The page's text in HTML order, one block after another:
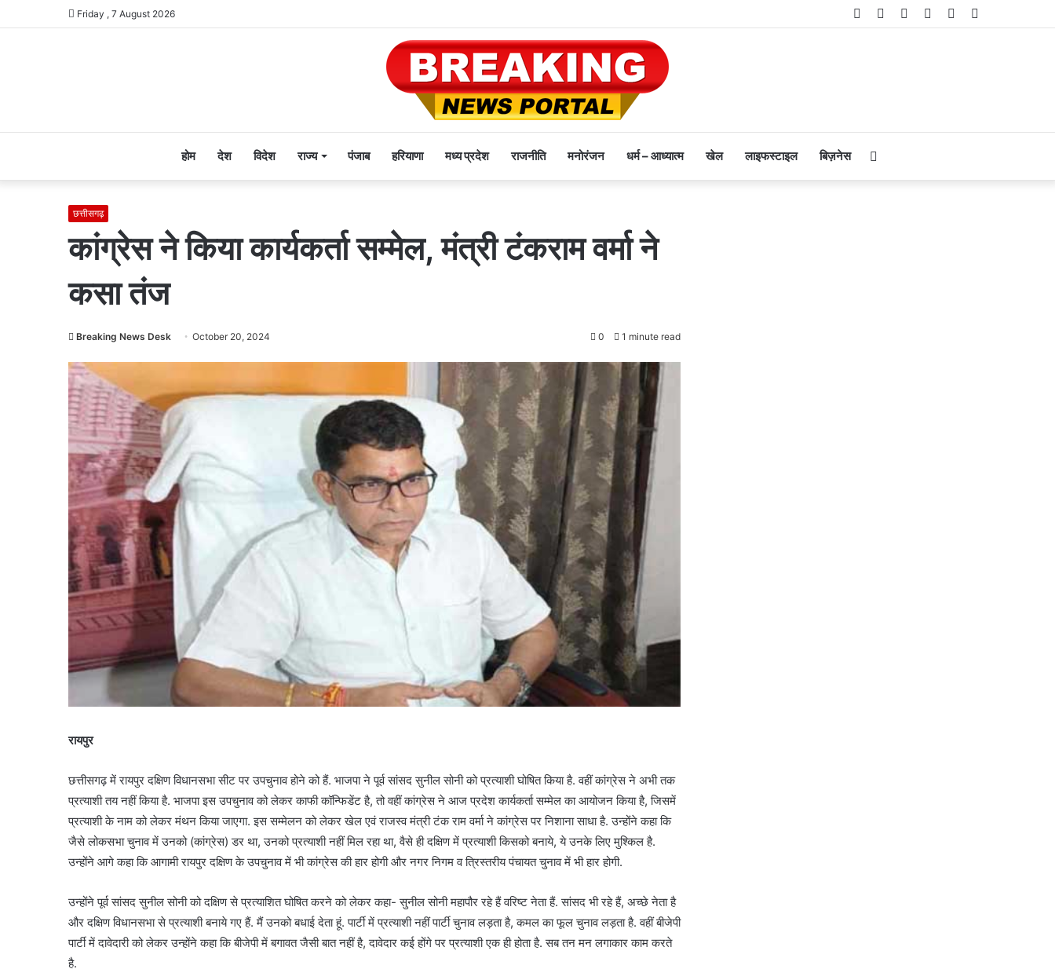
Friday , 7 August 2026 Telegram
Instagram
YouTube
Twitter
Facebook
होम देश विदेश राज्य पंजाब हरियाणा मध्य प्रदेश राजनीति मनोरंजन धर्म – आध्यात्म खेल लाइफस्टाइल बिज़नेस
छत्तीसगढ़
कांग्रेस ने किया कार्यकर्ता सम्मेल, मंत्री टंकराम वर्मा ने
कसा तंज
Breaking News Desk October 20, 2024 0 1 minute read
रायपुर
छत्तीसगढ़ में रायपुर दक्षिण विधानसभा सीट पर उपचुनाव होने को हैं. भाजपा ने पूर्व सांसद सुनील सोनी को प्रत्याशी घोषित किया है. वहीं कांग्रेस ने अभी तक
प्रत्याशी तय नहीं किया है. भाजपा इस उपचुनाव को लेकर काफी कॉन्फिडेंट है, तो वहीं कांग्रेस ने आज प्रदेश कार्यकर्ता सम्मेल का आयोजन किया है, जिसमें
प्रत्याशी के नाम को लेकर मंथन किया जाएगा. इस सम्मेलन को लेकर खेल एवं राजस्व मंत्री टंक राम वर्मा ने कांग्रेस पर निशाना साधा है. उन्होंने कहा कि
जैसे लोकसभा चुनाव में उनको (कांग्रेस) डर था, उनको प्रत्याशी नहीं मिल रहा था, वैसे ही दक्षिण में प्रत्याशी किसको बनाये, ये उनके लिए मुश्किल है.
उन्होंने आगे कहा कि आगामी रायपुर दक्षिण के उपचुनाव में भी कांग्रेस की हार होगी और नगर निगम व त्रिस्तरीय पंचायत चुनाव में भी हार होगी.
उन्होंने पूर्व सांसद सुनील सोनी को दक्षिण से प्रत्याशित घोषित करने को लेकर कहा- सुनील सोनी महापौर रहे हैं वरिष्ट नेता हैं. सांसद भी रहे हैं, अच्छे नेता है
और दक्षिण विधानसभा से प्रत्याशी बनाये गए हैं. मैं उनको बधाई देता हूं. पार्टी में प्रत्याशी नहीं पार्टी चुनाव लड़ता है, कमल का फूल चुनाव लड़ता है. वहीं बीजेपी
पार्टी में दावेदारी को लेकर उन्होंने कहा कि बीजेपी में बगावत जैसी बात नहीं है, दावेदार कई होंगे पर प्रत्याशी एक ही होता है. सब तन मन लगाकार काम करते
है.